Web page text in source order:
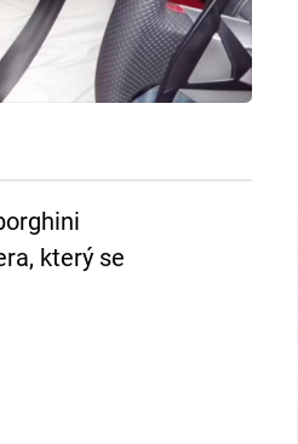
který se